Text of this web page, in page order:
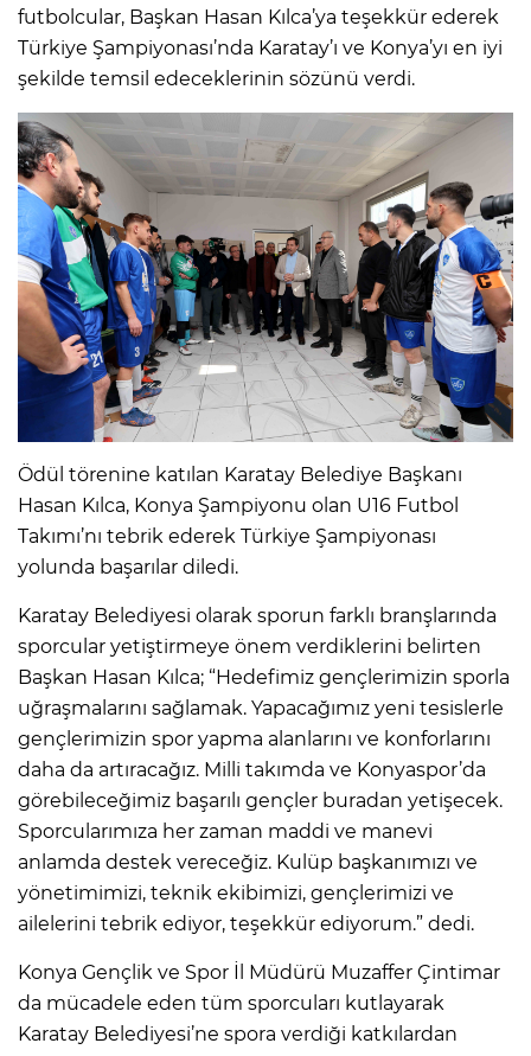
futbolcular, Başkan Hasan Kılca’ya teşekkür ederek
Türkiye Şampiyonası’nda Karatay’ı ve Konya’yı en iyi
şekilde temsil edeceklerinin sözünü verdi.
Ödül törenine katılan Karatay Belediye Başkanı
Hasan Kılca, Konya Şampiyonu olan U16 Futbol
Takımı’nı tebrik ederek Türkiye Şampiyonası
yolunda başarılar diledi.
Karatay Belediyesi olarak sporun farklı branşlarında
sporcular yetiştirmeye önem verdiklerini belirten
Başkan Hasan Kılca; “Hedefimiz gençlerimizin sporla
uğraşmalarını sağlamak. Yapacağımız yeni tesislerle
gençlerimizin spor yapma alanlarını ve konforlarını
daha da artıracağız. Milli takımda ve Konyaspor’da
görebileceğimiz başarılı gençler buradan yetişecek.
Sporcularımıza her zaman maddi ve manevi
anlamda destek vereceğiz. Kulüp başkanımızı ve
yönetimimizi, teknik ekibimizi, gençlerimizi ve
ailelerini tebrik ediyor, teşekkür ediyorum.” dedi.
Konya Gençlik ve Spor İl Müdürü Muzaffer Çintimar
da mücadele eden tüm sporcuları kutlayarak
Karatay Belediyesi’ne spora verdiği katkılardan